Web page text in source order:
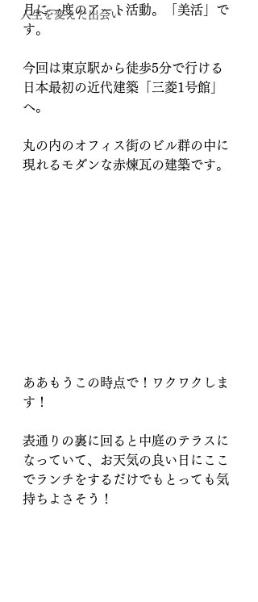
人生を変えた出会い
月に一度のアート活動。「美活」で
す。
今回は東京駅から徒歩5分で行ける
日本最初の近代建築「三菱1号館」
へ。
丸の内のオフィス街のビル群の中に
現れるモダンな赤煉瓦の建築です。
ああもうこの時点で！ワクワクしま
す！
表通りの裏に回ると中庭のテラスに
なっていて、お天気の良い日にここ
でランチをするだけでもとっても気
持ちよさそう！